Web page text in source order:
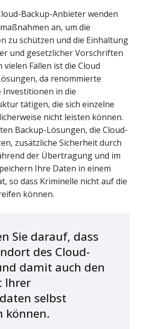
Backup-Anbieter wenden
an, um die
zu schützen und die Einhaltung
und gesetzlicher Vorschriften
Fällen ist die Cloud
da renommierte
in die
tätigen, die sich einzelne
nicht leisten können.
Backup-Lösungen, die Cloud-
zusätzliche Sicherheit durch
der Übertragung und im
Ihre Daten in einem
so dass Kriminelle nicht auf die
können.
Sie darauf, dass
des Cloud-
damit auch den
Ihrer
selbst
können.